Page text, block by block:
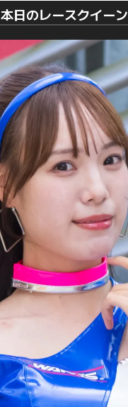
本日のレースクイーン